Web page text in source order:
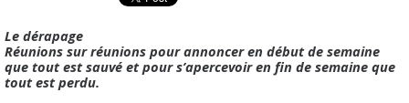
Le dérapage
Réunions sur réunions pour annoncer en début de semaine
que tout est sauvé et pour s’apercevoir en fin de semaine que
tout est perdu.